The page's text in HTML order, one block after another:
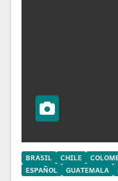
BRASIL CHILE
ESPAÑOL
GUATEMALA